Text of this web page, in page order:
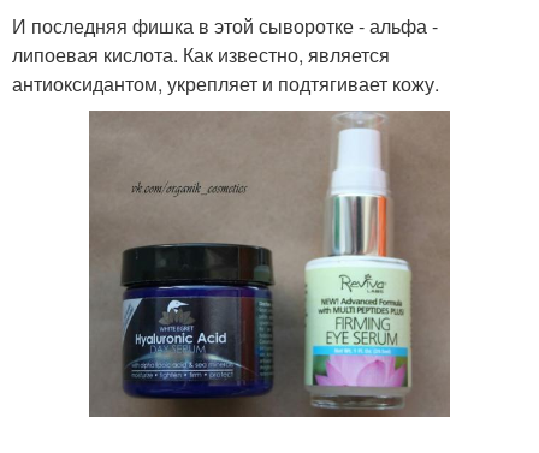
И последняя фишка в этой сыворотке - альфа -
липоевая кислота. Как известно, является
антиоксидантом, укрепляет и подтягивает кожу.